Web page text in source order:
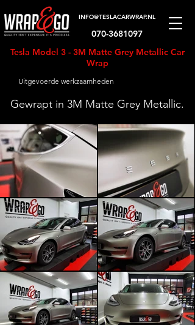
INFO@TESLACARWRAP.NL
070-3681097
Tesla Model 3 - 3M Matte Grey Metallic Car
Wrap
Uitgevoerde werkzaamheden
Gewrapt in 3M Matte Grey Metallic.